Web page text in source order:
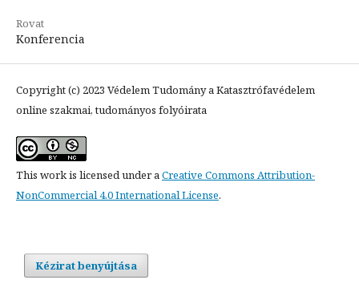
Rovat
Konferencia
Copyright (c) 2023 Védelem Tudomány a Katasztrófavédelem
online szakmai, tudományos folyóirata
This work is licensed under aCreative Commons Attribution-
NonCommercial 4.0 International License.
Kézirat benyújtása